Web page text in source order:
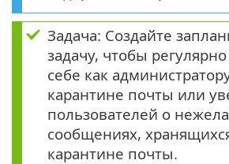
Задача: Создайте
задачу, чтобы
себе как
карантине почты или
пользователей о
сообщениях,
карантине почты.